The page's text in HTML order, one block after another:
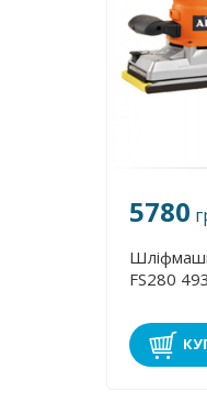
5780
FS280